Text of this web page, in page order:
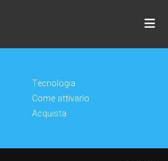
Tecnologia
Come attivarlo
Acquista